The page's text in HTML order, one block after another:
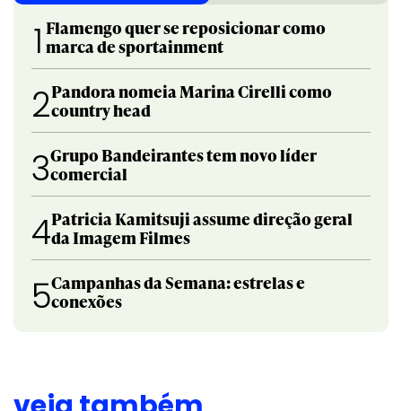
1 Flamengo quer se reposicionar como
marca de sportainment
2Pandora nomeia Marina Cirelli como
country head
3Grupo Bandeirantes tem novo líder
comercial
4Patricia Kamitsuji assume direção geral
da Imagem Filmes
5Campanhas da Semana: estrelas e
conexões